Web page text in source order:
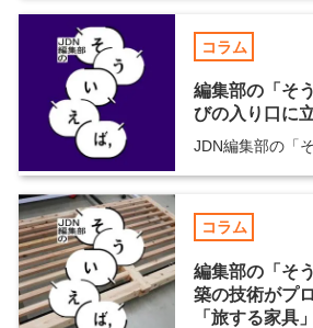
コラム
編集部の「そ
びの入り口に
JDN編集部の「
コラム
編集部の「そ
築の技術がプ
「旅する家具」